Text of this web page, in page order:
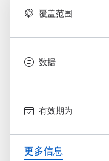
覆盖范围
数据
有效期为
更多信息